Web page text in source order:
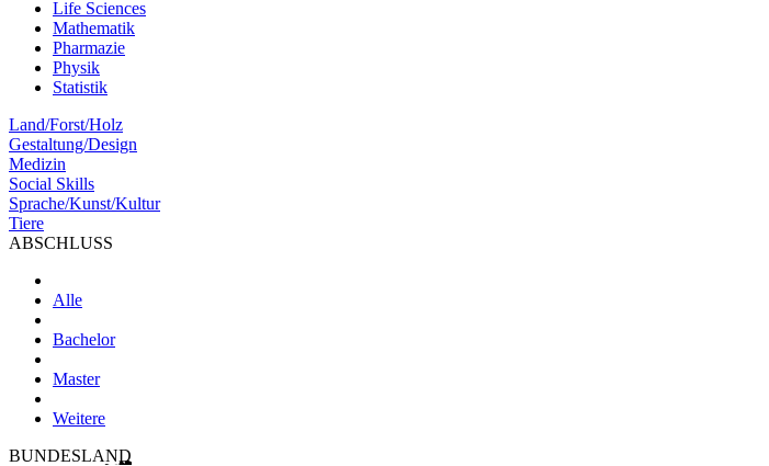
Life Sciences
Mathematik
Pharmazie
Physik
Statistik
Land/Forst/Holz
Gestaltung/Design
Medizin
Social Skills
Sprache/Kunst/Kultur
Tiere
ABSCHLUSS
Alle
Bachelor
Master
Weitere
BUNDESLAND